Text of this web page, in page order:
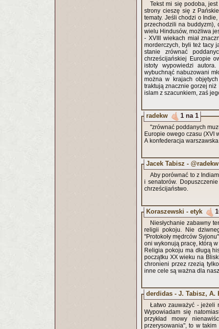
Tekst mi się podoba,
strony cieszę się z
tematy. Jeśli chodzi o
przechodzili na buddyzm),
wielu Hindusów, możliwa
- XVIII wiekach miał
morderczych, byli też tacy
stanie zrównać
chrześcijańskiej Europie
istoty wypowiedzi
wybuchnąć nabuzowani
można w krajach
traktują znacznie gorzej niż
islam z szacunkiem, zaś
radekw 1 na 1
"zrównać poddanych
Europie owego czasu (XVI
A konfederacja
Jacek Tabisz - @radekw
Aby porównać to z
i senatorów.
chrześcijaństwo.
Koraszewski - etyk
Niesłychanie zabawny
religii pokoju. Nie
"Protokoły mędrców
oni wykonują pracę, którą
Religia pokoju ma długą
początku XX wieku na
chronieni przez rzezią
inne cele są ważna dla
derdidas - J. Tabisz, A.
Łatwo zauważyć - jeżeli
Wypowiadam się
przykład mowy
przerysowania", to w